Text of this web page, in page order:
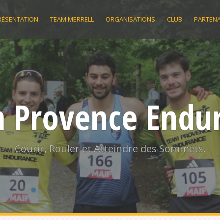
TEAM MERRELL ORGANISATIONS CLUB
Provence
Courir, Rouler et Atteindre des Sommets.